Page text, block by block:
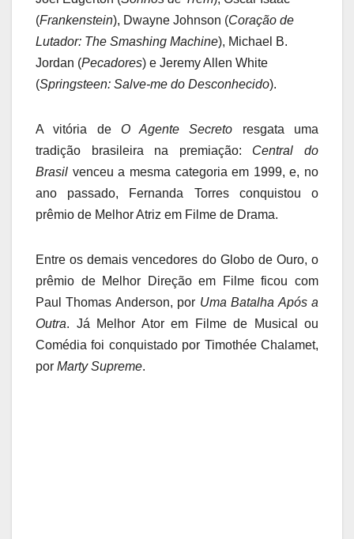
(Frankenstein), Dwayne Johnson (Coração de
Lutador: The Smashing Machine), Michael B.
Jordan (Pecadores) e Jeremy Allen White
(Springsteen: Salve-me do Desconhecido).
A vitória de O Agente Secreto resgata uma
tradição brasileira na premiação: Central do
Brasil venceu a mesma categoria em 1999, e, no
ano passado, Fernanda Torres conquistou o
prêmio de Melhor Atriz em Filme de Drama.
Entre os demais vencedores do Globo de Ouro, o
prêmio de Melhor Direção em Filme ficou com
Paul Thomas Anderson, por Uma Batalha Após a
Outra. Já Melhor Ator em Filme de Musical ou
Comédia foi conquistado por Timothée Chalamet,
por Marty Supreme.